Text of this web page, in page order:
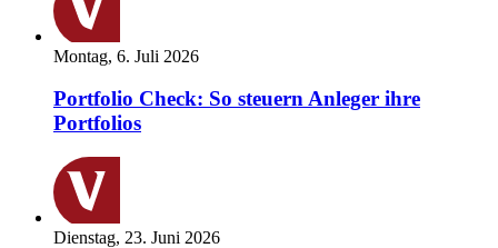
Montag, 6. Juli 2026
Portfolio Check: So steuern Anleger ihre
Portfolios
Dienstag, 23. Juni 2026